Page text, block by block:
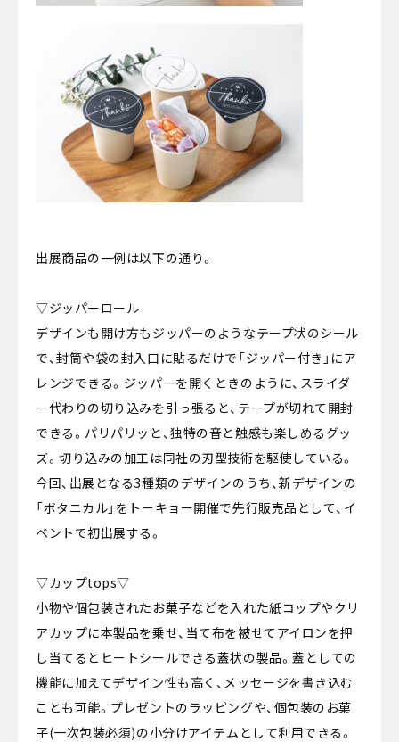
出展商品の一例は以下の通り。
▽ジッパーロール
デザインも開け方もジッパーのようなテープ状のシール
で、封筒や袋の封入口に貼るだけで「ジッパー付き」にア
レンジできる。ジッパーを開くときのように、スライダ
ー代わりの切り込みを引っ張ると、テープが切れて開封
できる。パリパリッと、独特の音と触感も楽しめるグッ
ズ。切り込みの加工は同社の刃型技術を駆使している。
今回、出展となる3種類のデザインのうち、新デザインの
「ボタニカル」をトーキョー開催で先行販売品として、イ
ベントで初出展する。
▽カップtops▽
小物や個包装されたお菓子などを入れた紙コップやクリ
アカップに本製品を乗せ、当て布を被せてアイロンを押
し当てるとヒートシールできる蓋状の製品。蓋としての
機能に加えてデザイン性も高く、メッセージを書き込む
ことも可能。プレゼントのラッピングや、個包装のお菓
子(一次包装必須)の小分けアイテムとして利用できる。